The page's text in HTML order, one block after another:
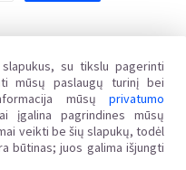
parašytas paauglystėje.
menamas dreifavimas
su tikslu pagerinti
mūsų paslaugų turinį bei
mūsų privatumo
įgalina pagrindines mūsų
veikti be šių slapukų, todėl
būtinas; juos galima išjungti